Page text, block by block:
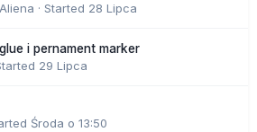
· Started 28 Lipca
i pernament marker
29 Lipca
Środa o 13:50